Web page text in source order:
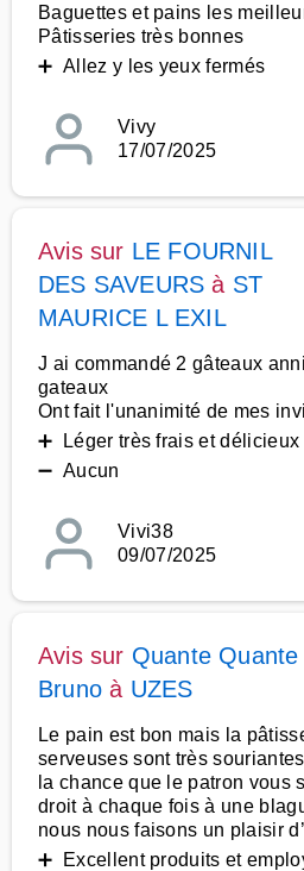
Baguettes et pains les
Pâtisseries très bonnes
➕ Allez y les yeux fermés
Vivy
17/07/2025
Avis sur LE FOURNIL
DES SAVEURS à ST
MAURICE L EXIL
J ai commandé 2 gâteaux
gateaux
Ont fait l'unanimité de mes
➕ Léger très frais et délicieux
➖ Aucun
Vivi38
09/07/2025
Avis sur Quante Quante
Bruno à UZES
Le pain est bon mais la
serveuses sont très
la chance que le patron vous
droit à chaque fois à une
nous nous faisons un plaisir
➕ Excellent produits et